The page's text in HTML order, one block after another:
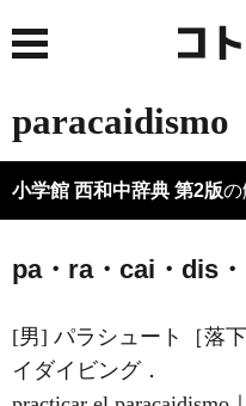
paracaidismo
小学館 西和中辞典 第2版の
pa・ra・cai・dis
[男] パラシュート［落
イダイビング．